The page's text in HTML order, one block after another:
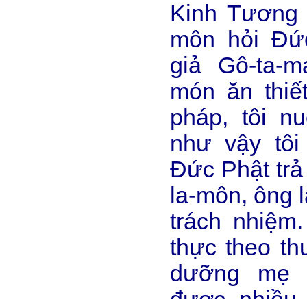
Kinh
môn hỏi
giả Gô-ta-
món ăn
pháp, tôi
như vậy tôi
Đức Phật
la-môn, ông
trách
thực theo
dưỡng